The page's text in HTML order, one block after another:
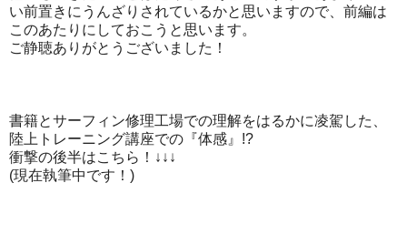
い前置きにうんざりされているかと思いますので、前編は
このあたりにしておこうと思います。
ご静聴ありがとうございました！
書籍とサーフィン修理工場での理解をはるかに凌駕した、
陸上トレーニング講座での『体感』!?
衝撃の後半はこちら！↓↓↓
(現在執筆中です！)